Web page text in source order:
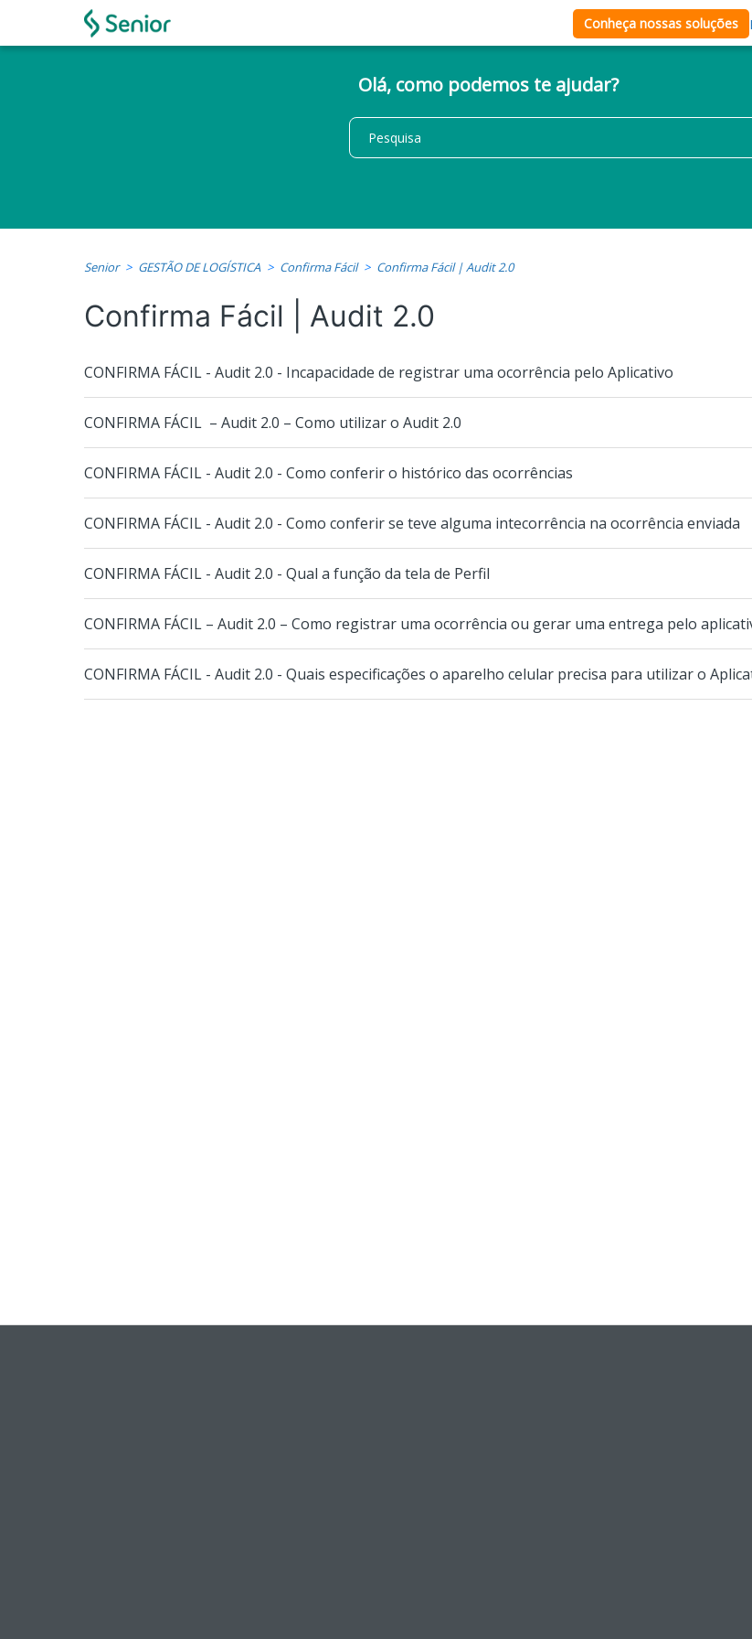
Conheça nossas soluções
Olá, como podemos te ajudar?
Senior GESTÃO DE LOGÍSTICA Confirma Fácil Confirma Fácil | Audit 2.0
Confirma Fácil | Audit 2.0
CONFIRMA FÁCIL - Audit 2.0 - Incapacidade de registrar uma ocorrência pelo Aplicativo
CONFIRMA FÁCIL – Audit 2.0 – Como utilizar o Audit 2.0
CONFIRMA FÁCIL - Audit 2.0 - Como conferir o histórico das ocorrências
CONFIRMA FÁCIL - Audit 2.0 - Como conferir se teve alguma intecorrência na ocorrência enviada
CONFIRMA FÁCIL - Audit 2.0 - Qual a função da tela de Perfil
CONFIRMA FÁCIL – Audit 2.0 – Como registrar uma ocorrência ou gerar uma entrega pelo
CONFIRMA FÁCIL - Audit 2.0 - Quais especificações o aparelho celular precisa para utilizar o